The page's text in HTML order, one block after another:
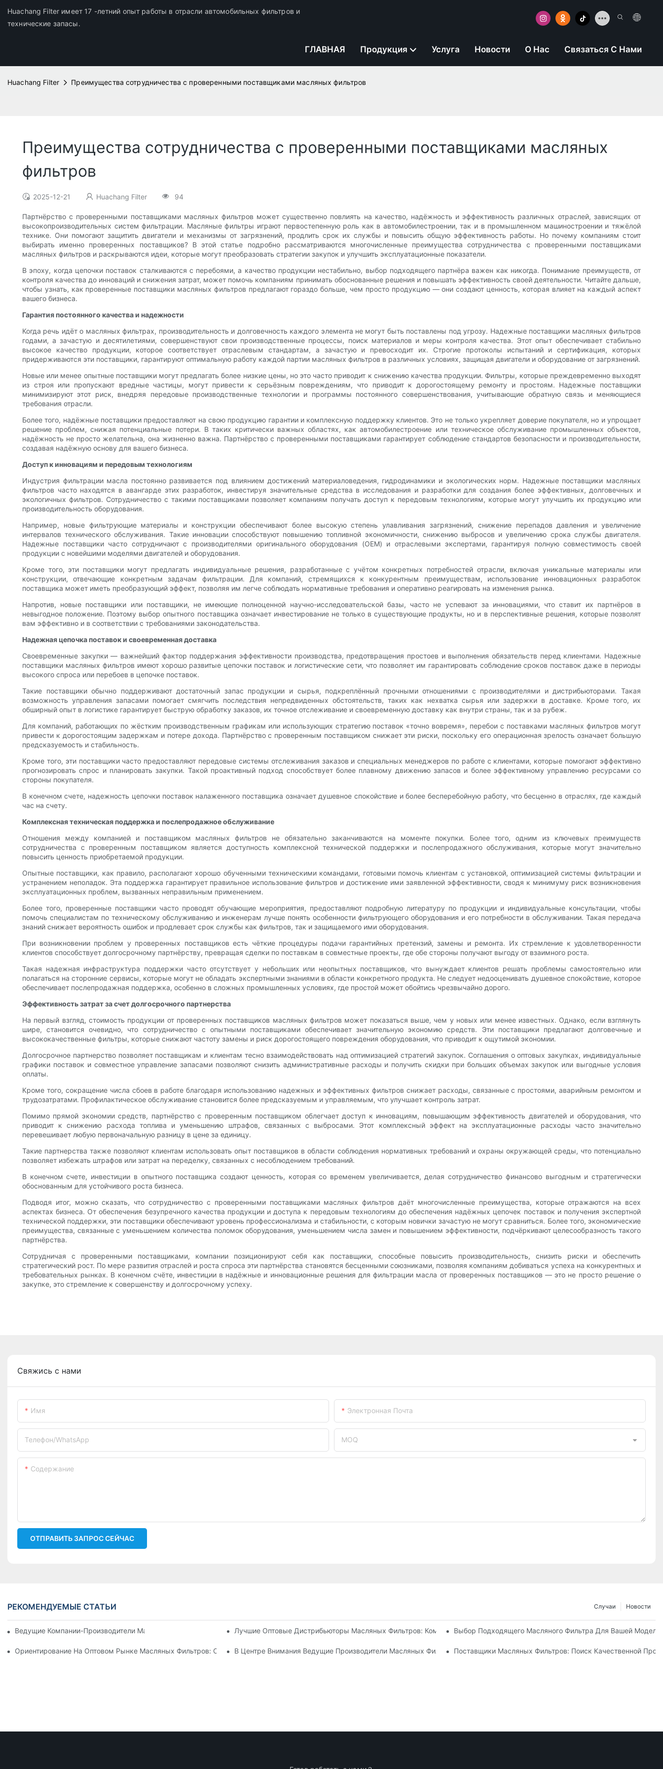
Huachang Filter имеет 17 -летний опыт работы в отрасли автомобильных фильтров и
технические запасы.
ГЛАВНАЯ Продукция Услуга Новости О Нас Связаться С Нами
Huachang Filter Преимущества сотрудничества с проверенными поставщиками масляных фильтров
Преимущества сотрудничества с проверенными поставщиками масляных
фильтров
2025-12-21 Huachang Filter 94
Партнёрство с проверенными поставщиками масляных фильтров может существенно повлиять на качество, надёжность и эффективность различных отраслей, зависящих от
высокопроизводительных систем фильтрации. Масляные фильтры играют первостепенную роль как в автомобилестроении, так и в промышленном машиностроении и тяжёлой
технике. Они помогают защитить двигатели и механизмы от загрязнений, продлить срок их службы и повысить общую эффективность работы. Но почему компаниям стоит
выбирать именно проверенных поставщиков? В этой статье подробно рассматриваются многочисленные преимущества сотрудничества с проверенными поставщиками
масляных фильтров и раскрываются идеи, которые могут преобразовать стратегии закупок и улучшить эксплуатационные показатели.
В эпоху, когда цепочки поставок сталкиваются с перебоями, а качество продукции нестабильно, выбор подходящего партнёра важен как никогда. Понимание преимуществ, от
контроля качества до инноваций и снижения затрат, может помочь компаниям принимать обоснованные решения и повышать эффективность своей деятельности. Читайте дальше,
чтобы узнать, как проверенные поставщики масляных фильтров предлагают гораздо больше, чем просто продукцию — они создают ценность, которая влияет на каждый аспект
вашего бизнеса.
Гарантия постоянного качества и надежности
Когда речь идёт о масляных фильтрах, производительность и долговечность каждого элемента не могут быть поставлены под угрозу. Надежные поставщики масляных фильтров
годами, а зачастую и десятилетиями, совершенствуют свои производственные процессы, поиск материалов и меры контроля качества. Этот опыт обеспечивает стабильно
высокое качество продукции, которое соответствует отраслевым стандартам, а зачастую и превосходит их. Строгие протоколы испытаний и сертификация, которых
придерживаются эти поставщики, гарантируют оптимальную работу каждой партии масляных фильтров в различных условиях, защищая двигатели и оборудование от загрязнений.
Новые или менее опытные поставщики могут предлагать более низкие цены, но это часто приводит к снижению качества продукции. Фильтры, которые преждевременно выходят
из строя или пропускают вредные частицы, могут привести к серьёзным повреждениям, что приводит к дорогостоящему ремонту и простоям. Надежные поставщики
минимизируют этот риск, внедряя передовые производственные технологии и программы постоянного совершенствования, учитывающие обратную связь и меняющиеся
требования отрасли.
Более того, надёжные поставщики предоставляют на свою продукцию гарантии и комплексную поддержку клиентов. Это не только укрепляет доверие покупателя, но и упрощает
решение проблем, снижая потенциальные потери. В таких критически важных областях, как автомобилестроение или техническое обслуживание промышленных объектов,
надёжность не просто желательна, она жизненно важна. Партнёрство с проверенными поставщиками гарантирует соблюдение стандартов безопасности и производительности,
создавая надёжную основу для вашего бизнеса.
Доступ к инновациям и передовым технологиям
Индустрия фильтрации масла постоянно развивается под влиянием достижений материаловедения, гидродинамики и экологических норм. Надежные поставщики масляных
фильтров часто находятся в авангарде этих разработок, инвестируя значительные средства в исследования и разработки для создания более эффективных, долговечных и
экологичных фильтров. Сотрудничество с такими поставщиками позволяет компаниям получать доступ к передовым технологиям, которые могут улучшить их продукцию или
производительность оборудования.
Например, новые фильтрующие материалы и конструкции обеспечивают более высокую степень улавливания загрязнений, снижение перепадов давления и увеличение
интервалов технического обслуживания. Такие инновации способствуют повышению топливной экономичности, снижению выбросов и увеличению срока службы двигателя.
Надежные поставщики часто сотрудничают с производителями оригинального оборудования (OEM) и отраслевыми экспертами, гарантируя полную совместимость своей
продукции с новейшими моделями двигателей и оборудования.
Кроме того, эти поставщики могут предлагать индивидуальные решения, разработанные с учётом конкретных потребностей отрасли, включая уникальные материалы или
конструкции, отвечающие конкретным задачам фильтрации. Для компаний, стремящихся к конкурентным преимуществам, использование инновационных разработок
поставщика может иметь преобразующий эффект, позволяя им легче соблюдать нормативные требования и оперативно реагировать на изменения рынка.
Напротив, новые поставщики или поставщики, не имеющие полноценной научно-исследовательской базы, часто не успевают за инновациями, что ставит их партнёров в
невыгодное положение. Поэтому выбор опытного поставщика означает инвестирование не только в существующие продукты, но и в перспективные решения, которые позволят
вам эффективно и в соответствии с требованиями законодательства.
Надежная цепочка поставок и своевременная доставка
Своевременные закупки — важнейший фактор поддержания эффективности производства, предотвращения простоев и выполнения обязательств перед клиентами. Надежные
поставщики масляных фильтров имеют хорошо развитые цепочки поставок и логистические сети, что позволяет им гарантировать соблюдение сроков поставок даже в периоды
высокого спроса или перебоев в цепочке поставок.
Такие поставщики обычно поддерживают достаточный запас продукции и сырья, подкреплённый прочными отношениями с производителями и дистрибьюторами. Такая
возможность управления запасами помогает смягчить последствия непредвиденных обстоятельств, таких как нехватка сырья или задержки в доставке. Кроме того, их
обширный опыт в логистике гарантирует быструю обработку заказов, их точное отслеживание и своевременную доставку как внутри страны, так и за рубеж.
Для компаний, работающих по жёстким производственным графикам или использующих стратегию поставок «точно вовремя», перебои с поставками масляных фильтров могут
привести к дорогостоящим задержкам и потере дохода. Партнёрство с проверенным поставщиком снижает эти риски, поскольку его операционная зрелость означает большую
предсказуемость и стабильность.
Кроме того, эти поставщики часто предоставляют передовые системы отслеживания заказов и специальных менеджеров по работе с клиентами, которые помогают эффективно
прогнозировать спрос и планировать закупки. Такой проактивный подход способствует более плавному движению запасов и более эффективному управлению ресурсами со
стороны покупателя.
В конечном счете, надежность цепочки поставок налаженного поставщика означает душевное спокойствие и более бесперебойную работу, что бесценно в отраслях, где каждый
час на счету.
Комплексная техническая поддержка и послепродажное обслуживание
Отношения между компанией и поставщиком масляных фильтров не обязательно заканчиваются на моменте покупки. Более того, одним из ключевых преимуществ
сотрудничества с проверенным поставщиком является доступность комплексной технической поддержки и послепродажного обслуживания, которые могут значительно
повысить ценность приобретаемой продукции.
Опытные поставщики, как правило, располагают хорошо обученными техническими командами, готовыми помочь клиентам с установкой, оптимизацией системы фильтрации и
устранением неполадок. Эта поддержка гарантирует правильное использование фильтров и достижение ими заявленной эффективности, сводя к минимуму риск возникновения
эксплуатационных проблем, вызванных неправильным применением.
Более того, проверенные поставщики часто проводят обучающие мероприятия, предоставляют подробную литературу по продукции и индивидуальные консультации, чтобы
помочь специалистам по техническому обслуживанию и инженерам лучше понять особенности фильтрующего оборудования и его потребности в обслуживании. Такая передача
знаний снижает вероятность ошибок и продлевает срок службы как фильтров, так и защищаемого ими оборудования.
При возникновении проблем у проверенных поставщиков есть чёткие процедуры подачи гарантийных претензий, замены и ремонта. Их стремление к удовлетворенности
клиентов способствует долгосрочному партнёрству, превращая сделки по поставкам в совместные проекты, где обе стороны получают выгоду от взаимного роста.
Такая надежная инфраструктура поддержки часто отсутствует у небольших или неопытных поставщиков, что вынуждает клиентов решать проблемы самостоятельно или
полагаться на сторонние сервисы, которые могут не обладать экспертными знаниями в области конкретного продукта. Не следует недооценивать душевное спокойствие, которое
обеспечивает послепродажная поддержка, особенно в сложных промышленных условиях, где простой может обойтись чрезвычайно дорого.
Эффективность затрат за счет долгосрочного партнерства
На первый взгляд, стоимость продукции от проверенных поставщиков масляных фильтров может показаться выше, чем у новых или менее известных. Однако, если взглянуть
шире, становится очевидно, что сотрудничество с опытными поставщиками обеспечивает значительную экономию средств. Эти поставщики предлагают долговечные и
высококачественные фильтры, которые снижают частоту замены и риск дорогостоящего повреждения оборудования, что приводит к ощутимой экономии.
Долгосрочное партнерство позволяет поставщикам и клиентам тесно взаимодействовать над оптимизацией стратегий закупок. Соглашения о оптовых закупках, индивидуальные
графики поставок и совместное управление запасами позволяют снизить административные расходы и получить скидки при больших объемах закупок или выгодные условия
оплаты.
Кроме того, сокращение числа сбоев в работе благодаря использованию надежных и эффективных фильтров снижает расходы, связанные с простоями, аварийным ремонтом и
трудозатратами. Профилактическое обслуживание становится более предсказуемым и управляемым, что улучшает контроль затрат.
Помимо прямой экономии средств, партнёрство с проверенным поставщиком облегчает доступ к инновациям, повышающим эффективность двигателей и оборудования, что
приводит к снижению расхода топлива и уменьшению штрафов, связанных с выбросами. Этот комплексный эффект на эксплуатационные расходы часто значительно
перевешивает любую первоначальную разницу в цене за единицу.
Такие партнерства также позволяют клиентам использовать опыт поставщиков в области соблюдения нормативных требований и охраны окружающей среды, что потенциально
позволяет избежать штрафов или затрат на переделку, связанных с несоблюдением требований.
В конечном счете, инвестиции в опытного поставщика создают ценность, которая со временем увеличивается, делая сотрудничество финансово выгодным и стратегически
обоснованным для устойчивого роста бизнеса.
Подводя итог, можно сказать, что сотрудничество с проверенными поставщиками масляных фильтров даёт многочисленные преимущества, которые отражаются на всех
аспектах бизнеса. От обеспечения безупречного качества продукции и доступа к передовым технологиям до обеспечения надёжных цепочек поставок и получения экспертной
технической поддержки, эти поставщики обеспечивают уровень профессионализма и стабильности, с которым новички зачастую не могут сравниться. Более того, экономические
преимущества, связанные с уменьшением количества поломок оборудования, уменьшением числа замен и повышением эффективности, подчёркивают целесообразность такого
партнёрства.
Сотрудничая с проверенными поставщиками, компании позиционируют себя как поставщики, способные повысить производительность, снизить риски и обеспечить
стратегический рост. По мере развития отраслей и роста спроса эти партнёрства становятся бесценными союзниками, позволяя компаниям добиваться успеха на конкурентных и
требовательных рынках. В конечном счёте, инвестиции в надёжные и инновационные решения для фильтрации масла от проверенных поставщиков — это не просто решение о
закупке, это стремление к совершенству и долгосрочному успеху.
Свяжись с нами
Имя Электронная Почта
Телефон/WhatsApp MOQ
Содержание
ОТПРАВИТЬ ЗАПРОС СЕЙЧАС
РЕКОМЕНДУЕМЫЕ СТАТЬИ Новости
Случаи
Ведущие Компании-Производители Масляных Фильтров: Всесторонний ОбзорЛучшие Оптовые Дистрибьюторы Масляных Фильтров: Кому Доверять?Выбор Подходящего Масляного Фильтра Для Вашей
Ориентирование На Оптовом Рынке Масляных Фильтров: Советы И РекомендацииВ Центре Внимания Ведущие Производители Масляных Фильтров И Их ИнновацииПоставщики Масляных Фильтров: Поиск Качественной